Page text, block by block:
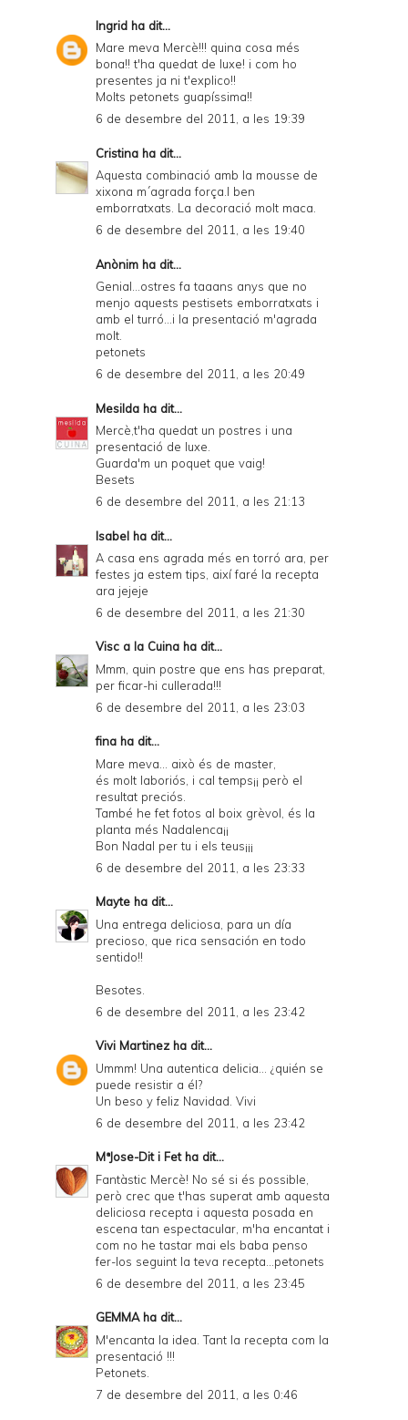
Ingrid ha dit...
Mare meva Mercè!!! quina cosa més
bona!! t'ha quedat de luxe! i com ho
presentes ja ni t'explico!!
Molts petonets guapíssima!!
6 de desembre del 2011, a les 19:39
Cristina ha dit...
Aquesta combinació amb la mousse de
xixona m´agrada força.I ben
emborratxats. La decoració molt maca.
6 de desembre del 2011, a les 19:40
Anònim ha dit...
Genial...ostres fa taaans anys que no
menjo aquests pestisets emborratxats i
amb el turró...i la presentació m'agrada
molt.
petonets
6 de desembre del 2011, a les 20:49
Mesilda ha dit...
Mercè,t'ha quedat un postres i una
presentació de luxe.
Guarda'm un poquet que vaig!
Besets
6 de desembre del 2011, a les 21:13
Isabel ha dit...
A casa ens agrada més en torró ara, per
festes ja estem tips, així faré la recepta
ara jejeje
6 de desembre del 2011, a les 21:30
Visc a la Cuina ha dit...
Mmm, quin postre que ens has preparat,
per ficar-hi cullerada!!!
6 de desembre del 2011, a les 23:03
fina ha dit...
Mare meva... això és de master,
és molt laboriós, i cal temps¡¡ però el
resultat preciós.
També he fet fotos al boix grèvol, és la
planta més Nadalenca¡¡
Bon Nadal per tu i els teus¡¡¡
6 de desembre del 2011, a les 23:33
Mayte ha dit...
Una entrega deliciosa, para un día
precioso, que rica sensación en todo
sentido!!
Besotes.
6 de desembre del 2011, a les 23:42
Vivi Martinezha dit...
Ummm! Una autentica delicia... ¿quién se
puede resistir a él?
Un beso y feliz Navidad. Vivi
6 de desembre del 2011, a les 23:42
MªJose-Dit i Fetha dit...
Fantàstic Mercè! No sé si és possible,
però crec que t'has superat amb aquesta
deliciosa recepta i aquesta posada en
escena tan espectacular, m'ha encantat i
com no he tastar mai els baba penso
fer-los seguint la teva recepta...petonets
6 de desembre del 2011, a les 23:45
GEMMAha dit...
M'encanta la idea. Tant la recepta com la
presentació !!!
Petonets.
7 de desembre del 2011, a les 0:46